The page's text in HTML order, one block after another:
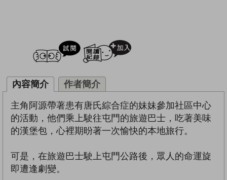
試閲
內容簡介 作者簡介
主角阿源帶著患有唐氏綜合症的妹妹參加社區中心
的活動，他們乘上駛往屯門的旅遊巴士，吃著美味
的漢堡包，心裡期昐著一次愉快的本地旅行。
可是，在旅遊巴士駛上屯門公路後，眾人的命運旋
即遭逢劇變。